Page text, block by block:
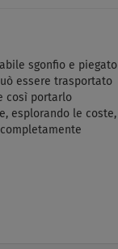
sgonfio e piegato
essere trasportato
così portarlo
esplorando le coste,